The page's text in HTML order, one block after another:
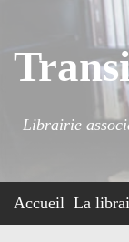
Librairie
Accueil La